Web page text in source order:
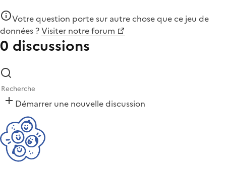
Votre question porte sur autre chose quece jeu de
données ?Visiter notre forum
0 discussions
Démarrer une nouvelle discussion